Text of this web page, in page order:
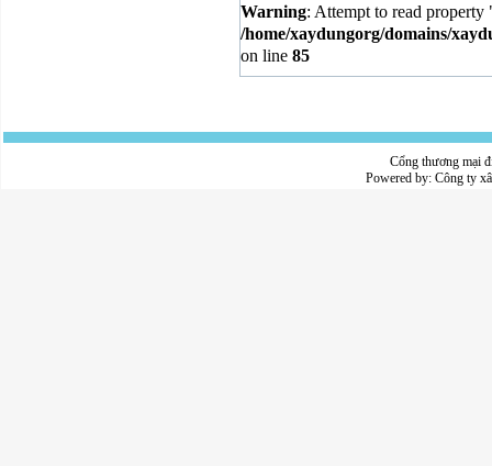
Warning: Attempt to read
/home/xaydungorg/domains/
on line 85
Cổng thương mại
Powered by: Công ty